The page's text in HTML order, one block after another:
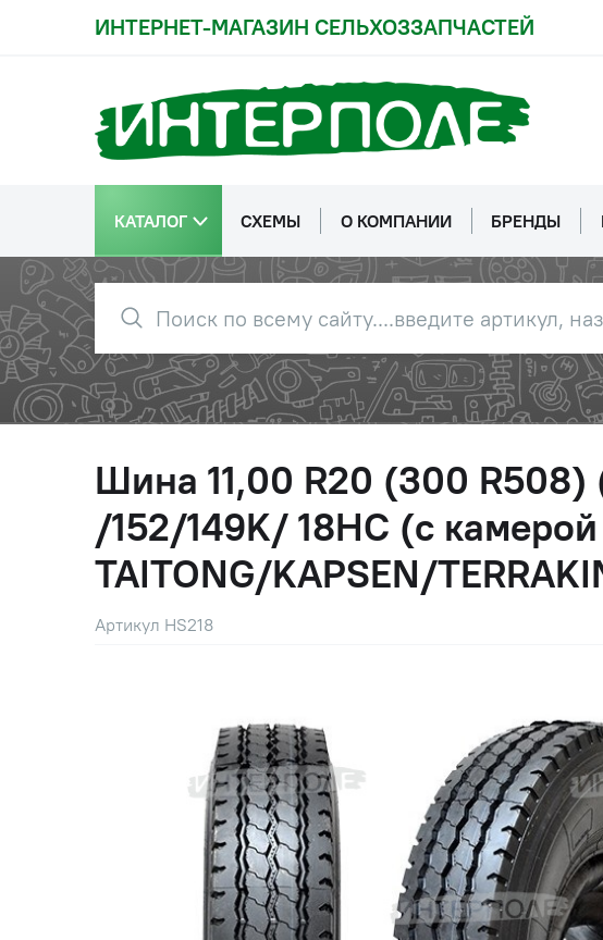
ИНТЕРНЕТ-МАГАЗИН СЕЛЬХОЗЗАПЧАСТЕЙ
КАТАЛОГ СХЕМЫ О КОМПАНИИ БРЕНДЫ
Шина 11,00 R20 (300 R508)
/152/149K/ 18НС (с камерой
TAITONG/KAPSEN/
Артикул HS218